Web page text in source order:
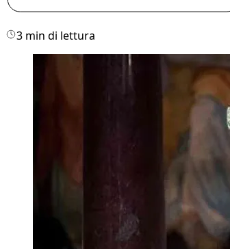
3 min di lettura